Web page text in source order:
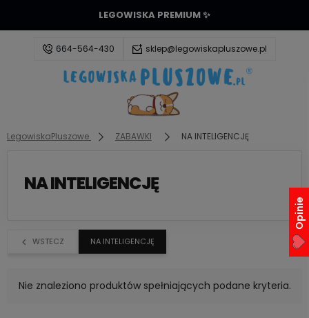
LEGOWISKA PREMIUM ✨
664-564-430 sklep@legowiskapluszowe.pl
zaloguj się, aby przywrócić dodane produkty do
LegowiskaPluszowe ZABAWKI NA INTELIGENCJĘ
NA INTELIGENCJĘ
WSTECZ NA INTELIGENCJĘ
Nie znaleziono produktów spełniających podane kryteria.
Opinie